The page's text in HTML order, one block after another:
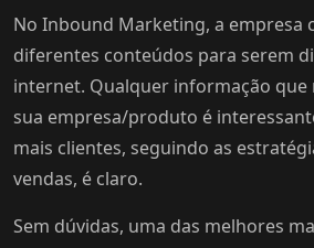
No Inbound Marketing, a empresa
diferentes conteúdos para serem
internet. Qualquer informação que
sua empresa/produto é
mais clientes, seguindo as
vendas, é claro.
Sem dúvidas, uma das melhores